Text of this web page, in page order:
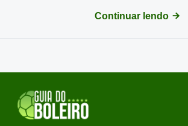
Continuar lendo